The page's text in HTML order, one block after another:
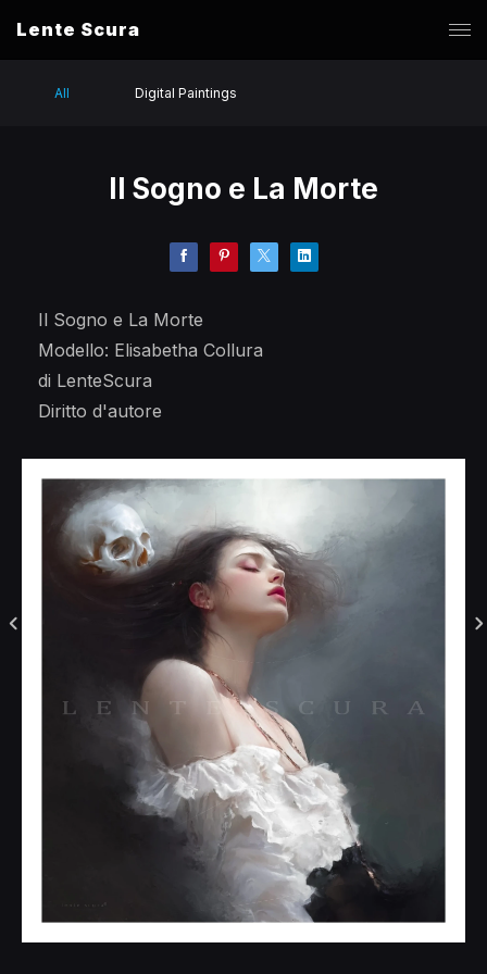
Lente Scura
All Digital Paintings
Il Sogno e La Morte
Il Sogno e La Morte
Modello: Elisabetha Collura
di LenteScura
Diritto d'autore